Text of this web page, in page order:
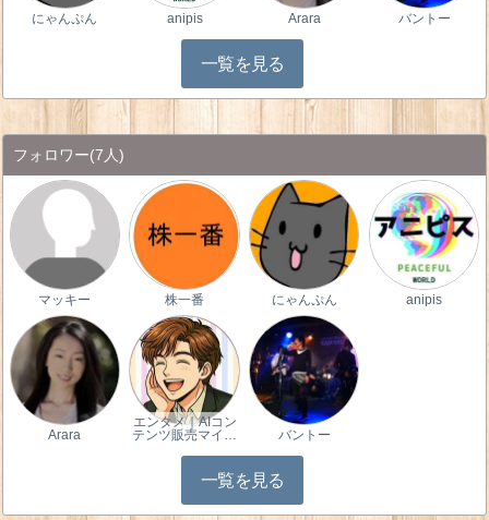
にゃんぷん anipis Arara バントー
一覧を見る
フォロワー(7人)
マッキー 株一番 にゃんぷん anipis
Arara
エンタメ｜AIコン
テンツ販売マイ…
バントー
一覧を見る